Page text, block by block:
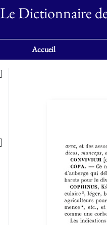
Le Dictionnaire
Accueil